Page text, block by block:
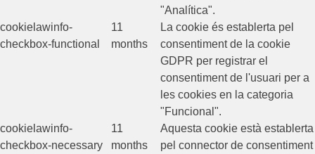
"Analítica".
cookielawinfo-
checkbox-functional
11
months
La cookie és establerta pel
consentiment de la cookie
GDPR per registrar el
consentiment de l'usuari per a
les cookies en la categoria
"Funcional".
cookielawinfo-
checkbox-necessary
11
months
Aquesta cookie està establerta
pel connector de consentiment